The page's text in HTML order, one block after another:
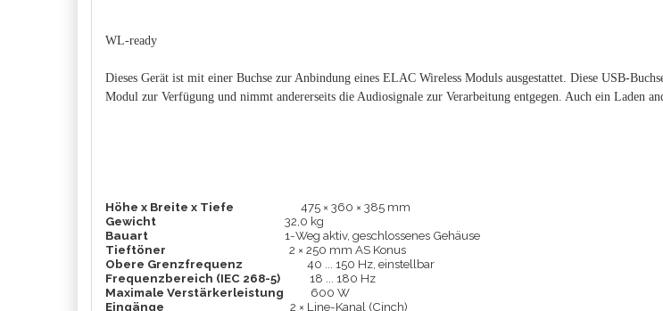
WL-ready
Dieses Gerät ist mit einer Buchse zur Anbindung eines ELAC Wireless Moduls ausgestattet. Diese USB-
Modul zur Verfügung und nimmt andererseits die Audiosignale zur Verarbeitung entgegen. Auch ein Laden
Höhe x Breite x Tiefe 475 × 360 × 385 mm
Gewicht 32,0 kg
Bauart 1-Weg aktiv, geschlossenes Gehäuse
Tieftöner 2 × 250 mm AS Konus
Obere Grenzfrequenz 40 ... 150 Hz, einstellbar
Frequenzbereich (IEC 268-5) 18 ... 180 Hz
Maximale Verstärkerleistung 600 W
Eingänge 2 × Line-Kanal (Cinch)